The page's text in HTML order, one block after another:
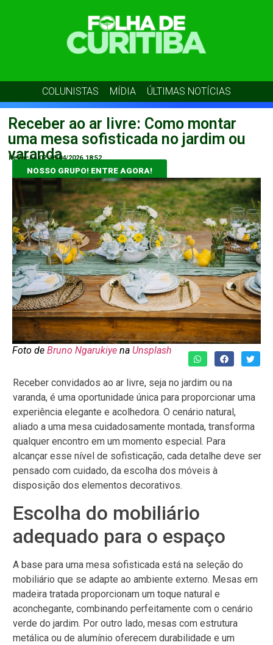
COLUNISTAS MÍDIA ÚLTIMAS NOTÍCIAS
Receber ao ar livre: Como montar
uma mesa sofisticada no jardim ou
varanda
Redação 02 16/04/2026 18:52
NOSSO GRUPO! ENTRE AGORA!
Foto de Bruno Ngarukiye na Unsplash
Receber convidados ao ar livre, seja no jardim ou na
varanda, é uma oportunidade única para proporcionar uma
experiência elegante e acolhedora. O cenário natural,
aliado a uma mesa cuidadosamente montada, transforma
qualquer encontro em um momento especial. Para
alcançar esse nível de sofisticação, cada detalhe deve ser
pensado com cuidado, da escolha dos móveis à
disposição dos elementos decorativos.
Escolha do mobiliário
adequado para o espaço
A base para uma mesa sofisticada está na seleção do
mobiliário que se adapte ao ambiente externo. Mesas em
madeira tratada proporcionam um toque natural e
aconchegante, combinando perfeitamente com o cenário
verde do jardim. Por outro lado, mesas com estrutura
metálica ou de alumínio oferecem durabilidade e um